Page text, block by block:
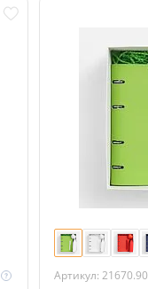
Артикул: 21670.90